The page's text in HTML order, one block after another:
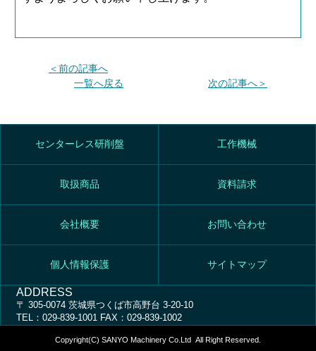
＜前の記事へ
一覧へ戻る
次の記事へ＞
センターレス研削盤 工作機械
取扱商品 資料請求
会社概要 お問い合わせ
個人情報保護 サイトマップ
ADDRESS
〒 305-0074 茨城県つくば市高野台 3-20-10
TEL：029-839-1001 FAX：029-839-1002
Copyright(C) SANYO Machinery Co.Ltd All Right Reserved.